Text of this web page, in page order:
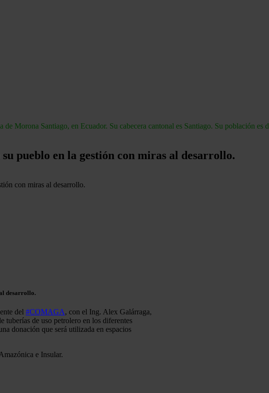
Morona Santiago, en Ecuador. Su cabecera cantonal es Santiago. Su población es
pueblo en la gestión con miras al desarrollo.
con miras al desarrollo.
desarrollo.
del #COMAGA, con el Ing. Alex Galárraga,
tuberías de uso petrolero en los diferentes
donación que será utilizada en espacios
e Insular.